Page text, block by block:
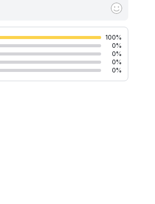
100%
0%
0%
0%
0%